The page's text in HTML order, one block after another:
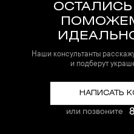
Наши консультанты
и подберут
НАПИСАТЬ
или позвоните